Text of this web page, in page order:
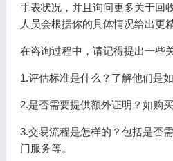
手表状况，并且询问更多关于回
人员会根据你的具体情况给出更
在咨询过程中，请记得提出一些
1.评估标准是什么？了解他们是
2.是否需要提供额外证明？如购
3.交易流程是怎样的？包括是否
门服务等。